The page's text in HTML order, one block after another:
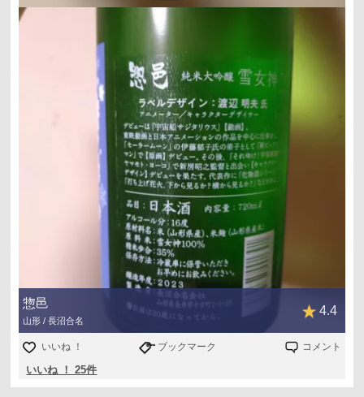
惣邑
山形 / 長沼合名
4.4
いいね ！ ブックマーク コメント
いいね ！ 25件